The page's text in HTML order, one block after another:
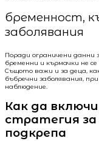
бременност,
заболявания
Поради ограничени данни
бременни и кърмачки не
Същото важи и за деца,
бъбречни заболявания,
наблюдение.
Как да
стратегия
подкрепа